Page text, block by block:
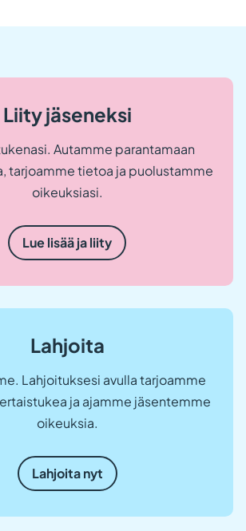
Liity jäseneksi
Autamme parantamaan
tarjoamme tietoa ja puolustamme
oikeuksiasi.
Lue lisää ja liity
Lahjoita
Lahjoituksesi avulla tarjoamme
ja ajamme jäsentemme
oikeuksia.
Lahjoita nyt